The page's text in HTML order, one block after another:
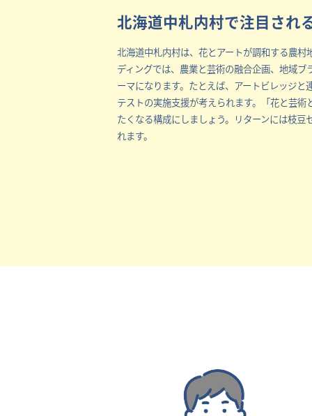
北海道中札内村で注目され
北海道中札内村は、花とアートが調和する農
ディングでは、農業と芸術の融合企画、地域
ーマになります。たとえば、アートビレッジ
テストの実施支援が考えられます。「花と芸
たくなる構成にしましょう。リターンには枝
れます。